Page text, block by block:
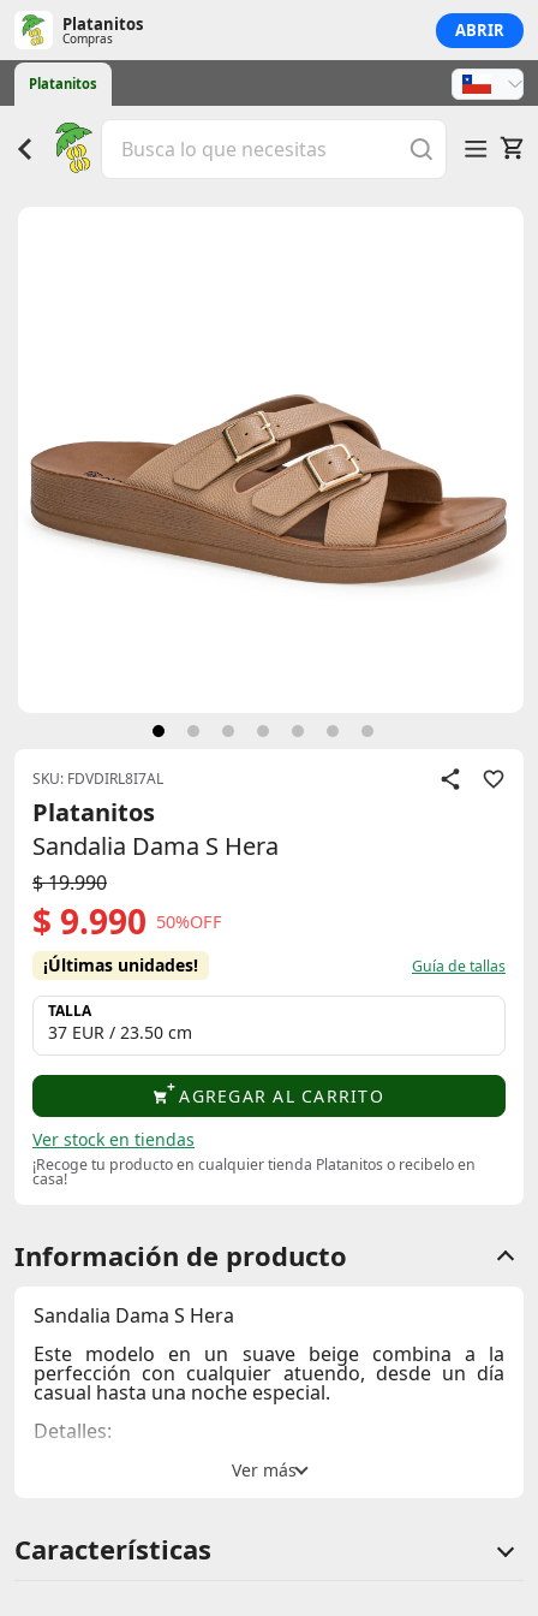
Platanitos
Compras ABRIR
Platanitos
SKU: FDVDIRL8I7AL
Platanitos
Sandalia Dama S Hera
$ 19.990
$ 9.990 50%OFF
¡Últimas unidades! Guía de tallas
TALLA
AGREGAR AL CARRITO
Ver stock en tiendas
¡Recoge tu producto en cualquier tienda Platanitos o recibelo en
casa!
Información de producto
Sandalia Dama S Hera
Este modelo en un suave beigecombina a la
perfección con cualquier atuendo, desde un día
casual hasta una noche especial.
Detalles:
PU de calidad, que garantiza durabilidad y
Perfecta para caminar durante todo el día, ya sea
Características